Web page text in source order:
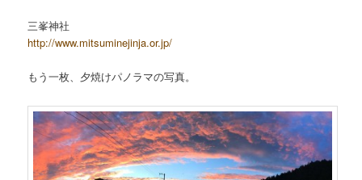
三峯神社
http://www.mitsuminejinja.or.jp/
もう一枚、夕焼けパノラマの写真。